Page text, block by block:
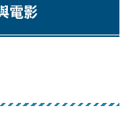
電影